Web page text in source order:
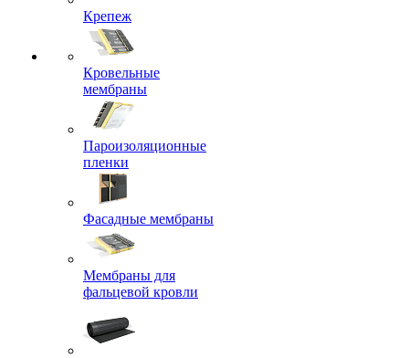
Крепеж
Кровельные
мембраны
Пароизоляционные
пленки
Фасадные мембраны
Мембраны для
фальцевой кровли